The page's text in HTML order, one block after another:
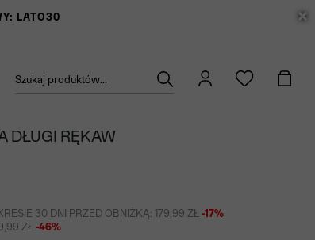
LATO30
Szukaj produktów...
DŁUGI RĘKAW
30 DNI PRZED OBNIŻKĄ: 179,99 ZŁ -17%
ZŁ -46%